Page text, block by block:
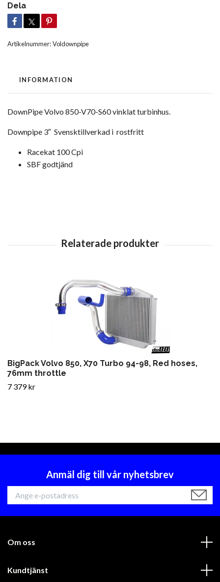
Dela
Artikelnummer:Voldownpipe
INFORMATION
DownPipe Volvo 850-V70-S60 vinklat turbinhus.
Downpipe 3″ Svensktillverkad i rostfritt
Racekat 100 Cpi
SBF godtjänd
BigPack Volvo 850, X70 Turbo 94-98, Red hoses,
76mm throttle
7 379 kr
Anmäl dig till vår nyhetsbrev
Om oss
Kundtjänst